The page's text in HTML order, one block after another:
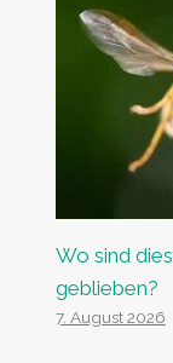
Wo sind
geblieben?
7. August 2026